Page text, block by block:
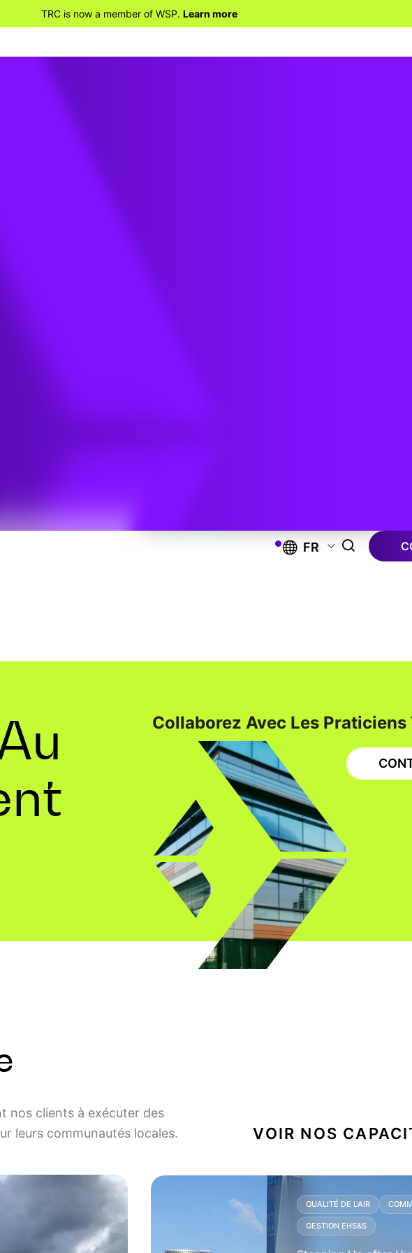
TRC is now a member of WSP. Learn more
FR
Collaborez Avec Les Praticiens
nos clients à exécuter des
leurs communautés locales.
VOIR NOS
QUALITÉ DE L'AIR
GESTION EHS&S